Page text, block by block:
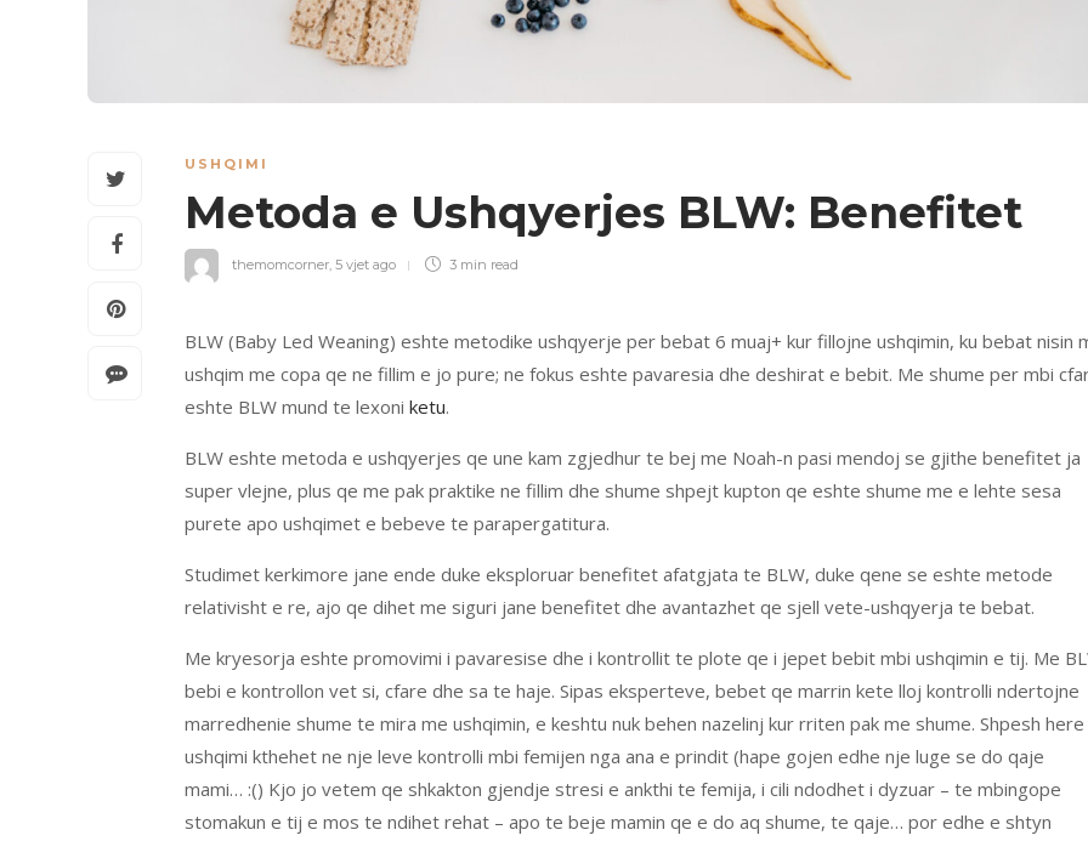
USHQIMI
Metoda e Ushqyerjes BLW: Benefitet
themomcorner, 5 vjet ago 3 min read
BLW (Baby Led Weaning) eshte metodike ushqyerje per bebat 6 muaj+ kur fillojne ushqimin, ku bebat nisin
ushqim me copa qe ne fillim e jo pure; ne fokus eshte pavaresia dhe deshirat e bebit. Me shume per mbi
eshte BLW mund te lexoni ketu.
BLW eshte metoda e ushqyerjes qe une kam zgjedhur te bej me Noah-n pasi mendoj se gjithe benefitet ja
super vlejne, plus qe me pak praktike ne fillim dhe shume shpejt kupton qe eshte shume me e lehte sesa
purete apo ushqimet e bebeve te parapergatitura.
Studimet kerkimore jane ende duke eksploruar benefitet afatgjata te BLW, duke qene se eshte metode
relativisht e re, ajo qe dihet me siguri jane benefitet dhe avantazhet qe sjell vete-ushqyerja te bebat.
Me kryesorja eshte promovimi i pavaresise dhe i kontrollit te plote qe i jepet bebit mbi ushqimin e tij. Me
bebi e kontrollon vet si, cfare dhe sa te haje. Sipas eksperteve, bebet qe marrin kete lloj kontrolli ndertojne
marredhenie shume te mira me ushqimin, e keshtu nuk behen nazelinj kur rriten pak me shume. Shpesh here
ushqimi kthehet ne nje leve kontrolli mbi femijen nga ana e prindit (hape gojen edhe nje luge se do qaje
mami… :() Kjo jo vetem qe shkakton gjendje stresi e ankthi te femija, i cili ndodhet i dyzuar – te mbingope
stomakun e tij e mos te ndihet rehat – apo te beje mamin qe e do aq shume, te qaje… por edhe e shtyn